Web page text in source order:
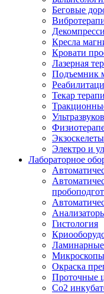
Беговые
Кресла
Кровати
Лазерная
Подъемник
Текар
Экзоскелеты
Электро и
Лабораторное
Гистология
Окраска
Проточные
Со2